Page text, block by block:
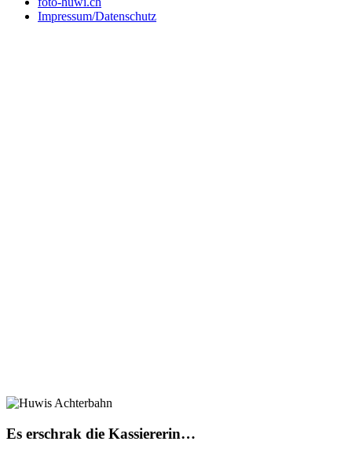
Impressum/Datenschutz
Es erschrak die Kassiererin…